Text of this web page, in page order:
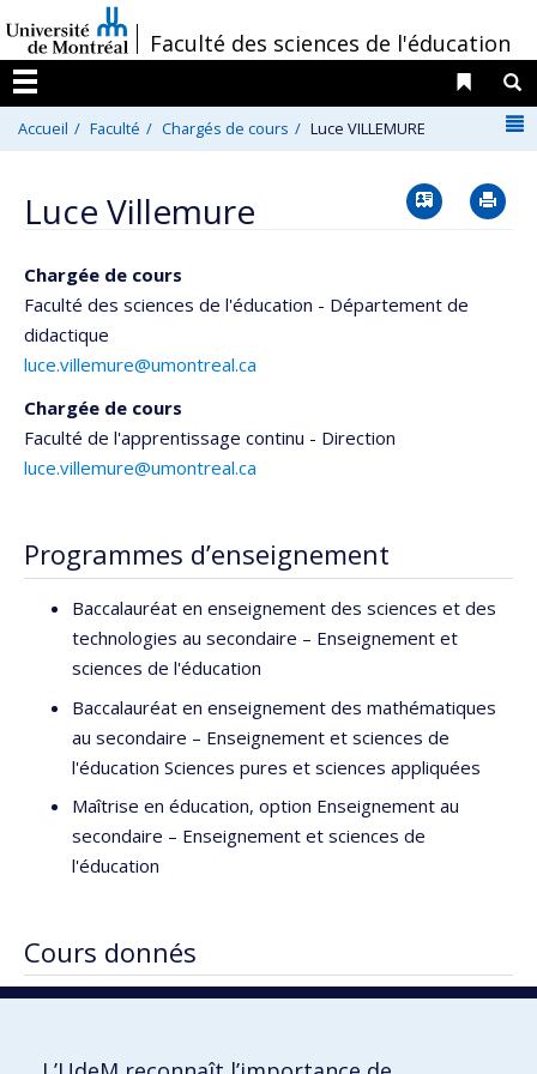
au
contenu
/Faculté des sciences de l'éducation
Menu
Liens
Accueil Faculté Chargés de cours Luce VILLEMURE
Luce Villemure Vcard
Chargée de cours
Faculté des sciences de l'éducation - Département de
didactique
luce.villemure@umontreal.ca
Chargée de cours
Faculté de l'apprentissage continu - Direction
luce.villemure@umontreal.ca
Programmes d’enseignement
Baccalauréat en enseignement des sciences et des
technologies au secondaire – Enseignement et
sciences de l'éducation
Baccalauréat en enseignement des mathématiques
au secondaire – Enseignement et sciences de
l'éducation Sciences pures et sciences appliquées
Maîtrise en éducation, option Enseignement au
secondaire – Enseignement et sciences de
l'éducation
Cours donnés
DID1009 Grammaire pour futurs enseignants